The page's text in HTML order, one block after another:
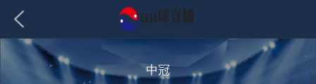
中冠